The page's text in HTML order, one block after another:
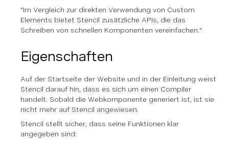
"Im Vergleich zur direkten Verwendung von Custom
Elements bietet Stencil zusätzliche APIs, die das
Schreiben von schnellen Komponenten vereinfachen."
Eigenschaften
Auf der Startseite der Website und in der Einleitung weist
Stencil darauf hin, dass es sich um einen Compiler
handelt. Sobald die Webkomponente generiert ist, ist sie
nicht mehr auf Stencil angewiesen.
Stencil stellt sicher, dass seine Funktionen klar
angegeben sind: